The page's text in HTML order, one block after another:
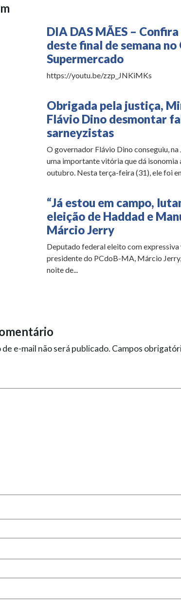
DIA DAS MÃES –
deste final de semana no
Supermercado
https://youtu.be/zzp_JNKiMKs
Obrigada pela justiça,
Flávio Dino desmontar
sarneyzistas
O governador Flávio Dino conseguiu, na
uma importante vitória que dá isonomia
outubro. Nesta terça-feira (31), ele foi
“Já estou em campo,
eleição de Haddad e
Márcio Jerry
Deputado federal eleito com expressiva
presidente do PCdoB-MA, Márcio
noite de...
e-mail não será publicado. Campos